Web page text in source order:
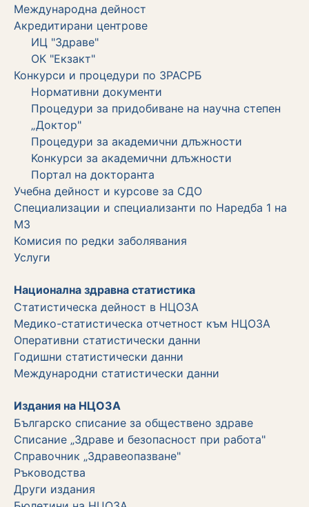
Международна дейност
Акредитирани центрове
ИЦ "Здраве"
ОК "Екзакт"
Конкурси и процедури по ЗРАСРБ
Нормативни документи
Процедури за придобиване на научна степен
„Доктор"
Процедури за академични длъжности
Koнкурси за академични длъжности
Портал на докторанта
Учебна дейност и курсове за СДО
Специализации и специализанти по Наредба 1 на
МЗ
Комисия по редки заболявания
Услуги
Национална здравна статистика
Статистическа дейност в НЦОЗА
Медико-статистическа отчетност към НЦОЗА
Оперативни статистически данни
Годишни статистически данни
Международни статистически данни
Издания на НЦОЗА
Българско списание за обществено здраве
Списание „Здраве и безопасност при работа"
Справочник „Здравеопазване"
Ръководства
Други издания